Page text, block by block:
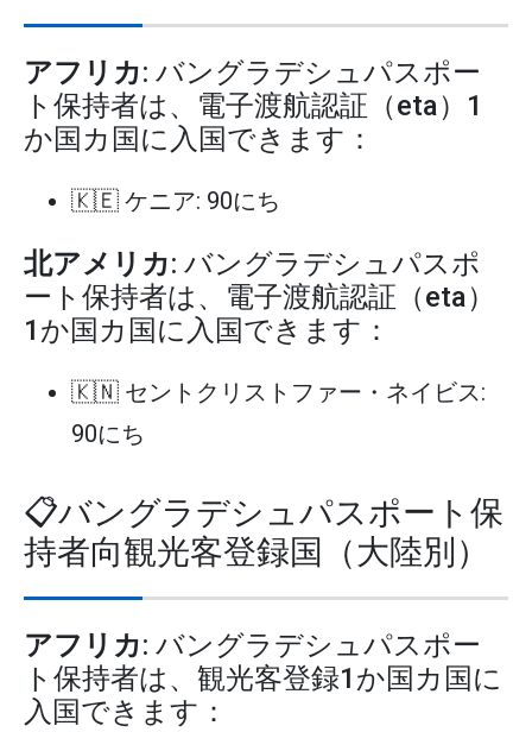
アフリカ: バングラデシュパスポー
ト保持者は、電子渡航認証（eta）1
か国カ国に入国できます：
🇰🇪 ケニア: 90にち
北アメリカ: バングラデシュパスポ
ート保持者は、電子渡航認証（eta）
1か国カ国に入国できます：
🇰🇳 セントクリストファー・ネイビス:
90にち
📋バングラデシュパスポート保
持者向観光客登録国（大陸別）
アフリカ: バングラデシュパスポー
ト保持者は、観光客登録1か国カ国に
入国できます：